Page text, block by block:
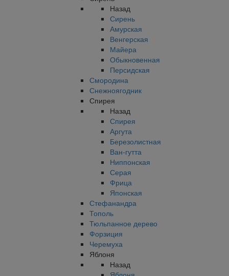
Назад
Сирень
Амурская
Венгерская
Майера
Обыкновенная
Персидская
Смородина
Снежноягодник
Спирея
Назад
Спирея
Аргута
Березолистная
Ван-гутта
Ниппонская
Серая
Фрица
Японская
Стефанандра
Тополь
Тюльпанное дерево
Форзиция
Черемуха
Яблоня
Назад